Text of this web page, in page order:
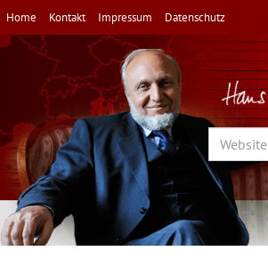
Direkt
zum
Inhalt
Home Kontakt Impressum Datenschutz
Search